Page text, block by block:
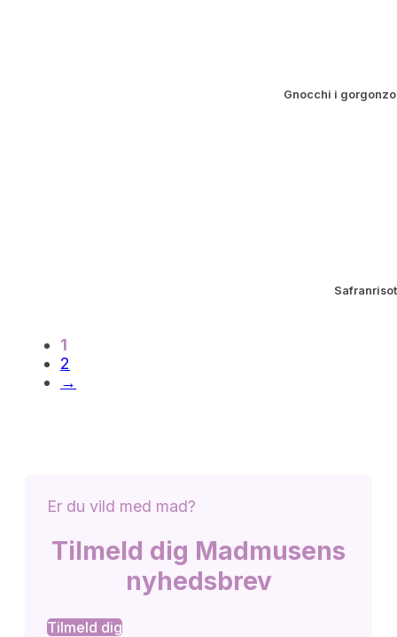
Gnocchi i
1
2
→
Er du vild med mad?
Tilmeld dig Madmusens
nyhedsbrev
Tilmeld dig